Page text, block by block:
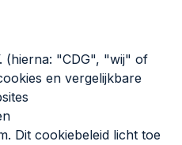
(hierna: "CDG", "wij" of
en vergelijkbare
Dit cookiebeleid licht toe